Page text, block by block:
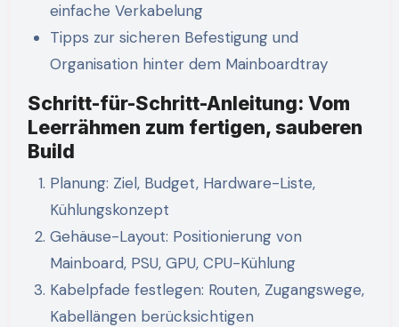
einfache Verkabelung
Tipps zur sicheren Befestigung und
Organisation hinter dem Mainboardtray
Schritt-für-Schritt-Anleitung: Vom
Leerrähmen zum fertigen, sauberen
Build
Planung: Ziel, Budget, Hardware-Liste,
Kühlungskonzept
Gehäuse-Layout: Positionierung von
Mainboard, PSU, GPU, CPU-Kühlung
Kabelpfade festlegen: Routen, Zugangswege,
Kabellängen berücksichtigen